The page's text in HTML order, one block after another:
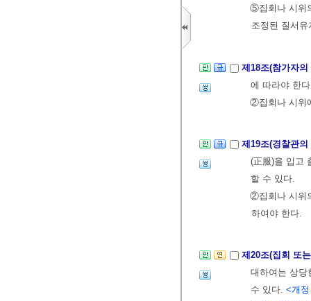
⑤집회나 시위
조정된 질서
제18조(참가자
에 따라야 한
②집회나 시위
제19조(경찰관
(正服)을 입고
할 수 있다.
②집회나 시위
하여야 한다.
제20조(집회 또
대하여는 상당
수 있다. <개